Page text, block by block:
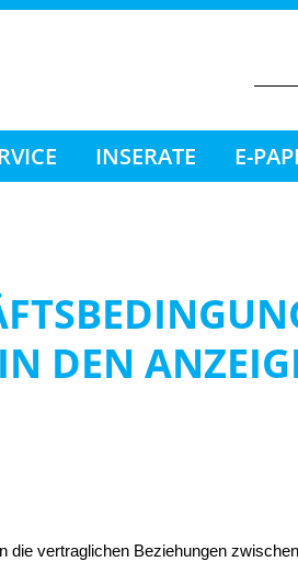
INSERATE E-
DEN
die vertraglichen Beziehungen